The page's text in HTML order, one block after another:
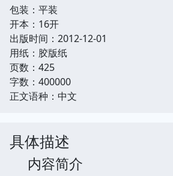
包装：平装
开本：16开
出版时间：2012-12-01
用纸：胶版纸
页数：425
字数：400000
正文语种：中文
具体描述
内容简介